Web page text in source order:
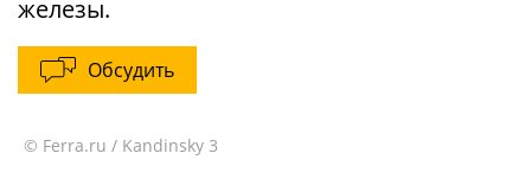
железы.
Обсудить
© Ferra.ru / Kandinsky 3